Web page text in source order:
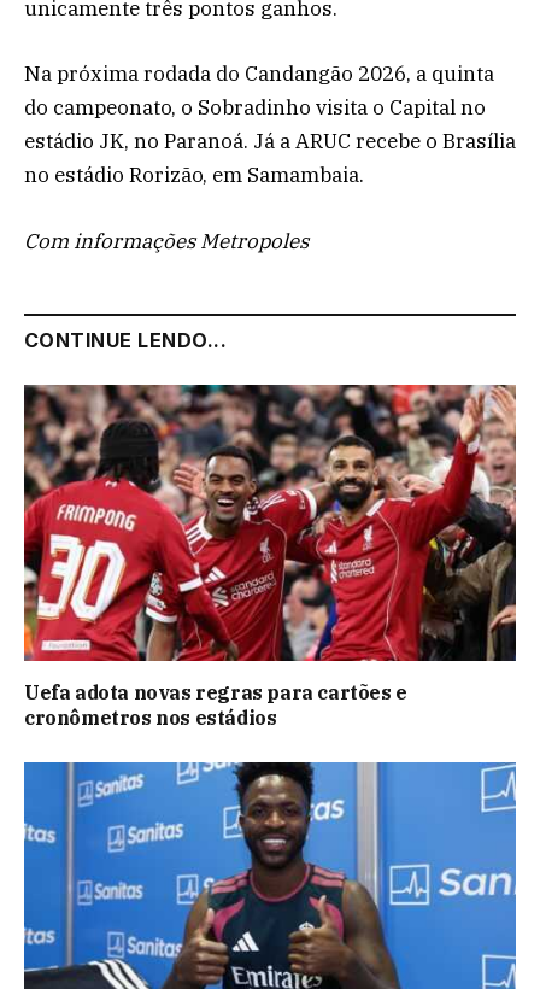
unicamente três pontos ganhos.
Na próxima rodada do Candangão 2026, a quinta
do campeonato, o Sobradinho visita o Capital no
estádio JK, no Paranoá. Já a ARUC recebe o Brasília
no estádio Rorizão, em Samambaia.
Com informações Metropoles
CONTINUE LENDO...
Uefa adota novas regras para cartões e
cronômetros nos estádios